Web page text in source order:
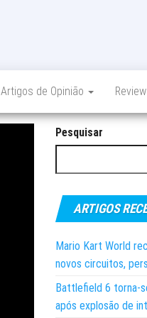
Artigos de Opinião Review
Pesquisar
ARTIGOS
Mario Kart World
novos circuitos,
Battlefield 6 torna-
após explosão de